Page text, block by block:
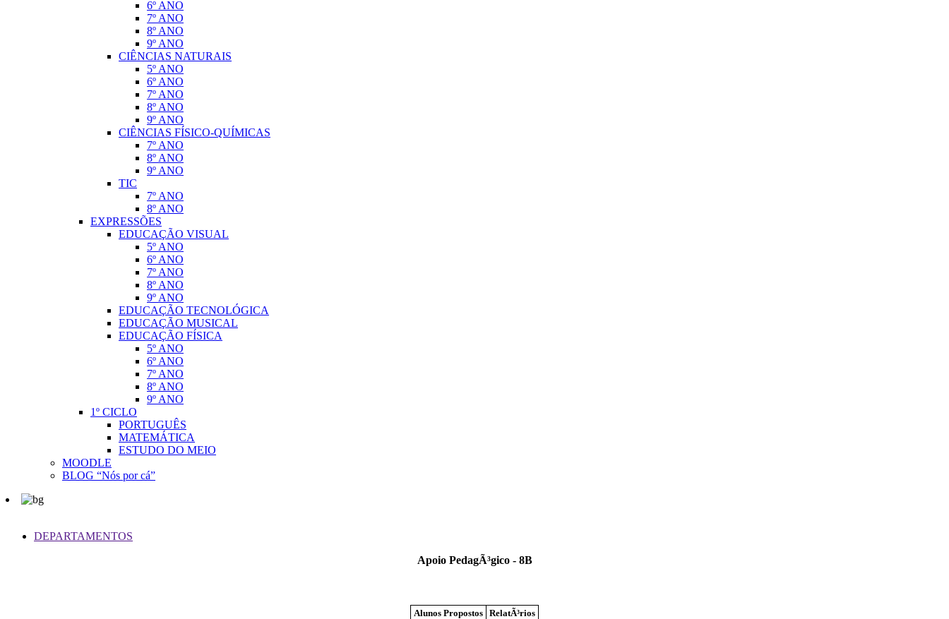
6º ANO
7º ANO
8º ANO
9º ANO
CIÊNCIAS NATURAIS
5º ANO
6º ANO
7º ANO
8º ANO
9º ANO
CIÊNCIAS FÍSICO-QUÍMICAS
7º ANO
8º ANO
9º ANO
TIC
7º ANO
8º ANO
EXPRESSÕES
EDUCAÇÃO VISUAL
5º ANO
6º ANO
7º ANO
8º ANO
9º ANO
EDUCAÇÃO TECNOLÓGICA
EDUCAÇÃO MUSICAL
EDUCAÇÃO FÍSICA
5º ANO
6º ANO
7º ANO
8º ANO
9º ANO
1º CICLO
PORTUGUÊS
MATEMÁTICA
ESTUDO DO MEIO
MOODLE
BLOG “Nós por cá”
DEPARTAMENTOS
Apoio PedagÃ³gico - 8B
Alunos Propostos RelatÃ³rios